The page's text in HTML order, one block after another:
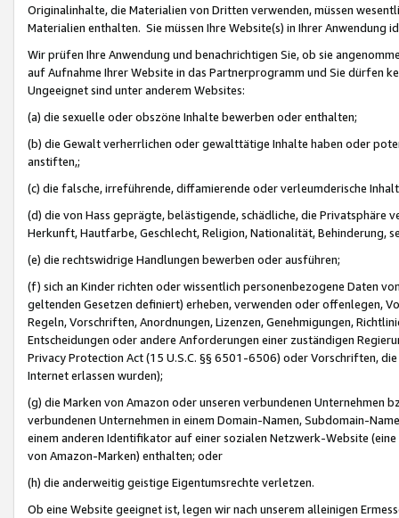
Originalinhalte, die Materialien von Dritten verwenden, müssen
Materialien enthalten. Sie müssen Ihre Website(s) in Ihrer Anwendung
Wir prüfen Ihre Anwendung und benachrichtigen Sie, ob sie
auf Aufnahme Ihrer Website in das Partnerprogramm und Sie dürfen
Ungeeignet sind unter anderem Websites:
(a) die sexuelle oder obszöne Inhalte bewerben oder enthalten;
(b) die Gewalt verherrlichen oder gewalttätige Inhalte haben oder
anstiften,;
(c) die falsche, irreführende, diffamierende oder verleumderische
(d) die von Hass geprägte, belästigende, schädliche, die Privatsphäre
Herkunft, Hautfarbe, Geschlecht, Religion, Nationalität, Behinderung,
(e) die rechtswidrige Handlungen bewerben oder ausführen;
(f) sich an Kinder richten oder wissentlich personenbezogene Daten
geltenden Gesetzen definiert) erheben, verwenden oder offenlegen,
Regeln, Vorschriften, Anordnungen, Lizenzen, Genehmigungen,
Entscheidungen oder andere Anforderungen einer zuständigen
Privacy Protection Act (15 U.S.C. §§ 6501-6506) oder Vorschriften,
Internet erlassen wurden);
(g) die Marken von Amazon oder unseren verbundenen Unternehmen
verbundenen Unternehmen in einem Domain-Namen, Subdomain-
einem anderen Identifikator auf einer sozialen Netzwerk-Website
von Amazon-Marken) enthalten; oder
(h) die anderweitig geistige Eigentumsrechte verletzen.
Ob eine Website geeignet ist, legen wir nach unserem alleinigen